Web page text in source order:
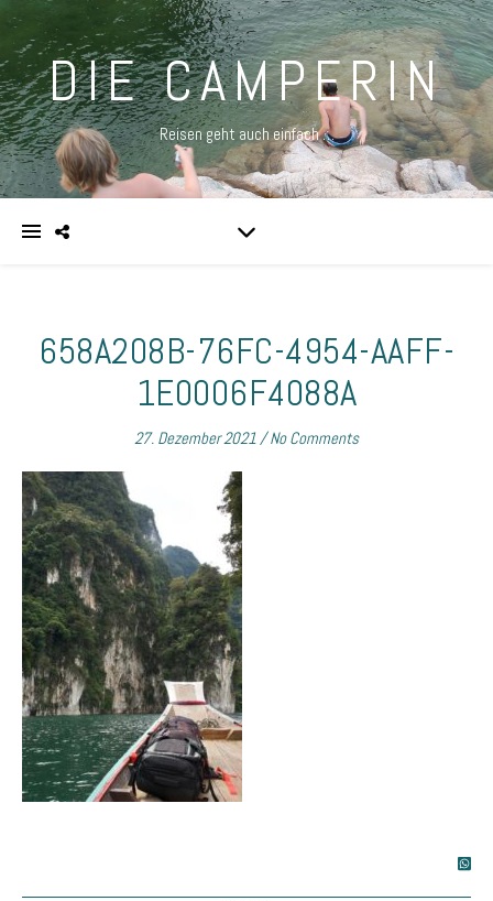
DIE CAMPERIN
Reisen geht auch einfach …
658A208B-76FC-4954-AAFF-
1E0006F4088A
27. Dezember 2021/ No Comments